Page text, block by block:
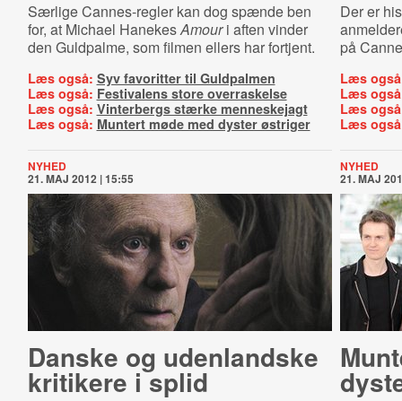
Særlige Cannes-regler kan dog spænde ben
for, at Michael HanekesAmouri aften vinder
den Guldpalme, som filmen ellers har fortjent.
Læs også: Syv favoritter til Guldpalmen
Læs også: Festivalens store overraskelse
Læs også: Vinterbergs stærke menneskejagt
Læs også: Muntert møde med dyster østriger
Der er
på
Læs
Læs
Læs
Læs
NYHED
21. MAJ 2012 | 15:55
Danske og udenlandske
kritikere i splid
NYHED
21. MAJ